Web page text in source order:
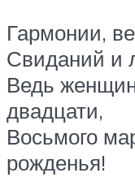
Гармонии,
Свиданий и
Ведь
двадцати,
Восьмого
рожденья!